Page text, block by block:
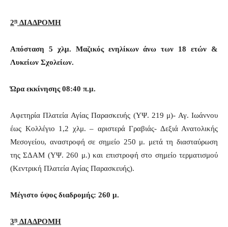
2η ΔΙΑΔΡΟΜΗ
Απόσταση 5 χλμ. Μαζικός ενηλίκων άνω των 18 ετών &
Λυκείων Σχολείων.
Ώρα εκκίνησης 08:40 π.μ.
Αφετηρία Πλατεία Αγίας Παρασκευής (ΥΨ. 219 μ)- Αγ. Ιωάννου
έως Κολλέγιο 1,2 χλμ. – αριστερά Γραβιάς- Δεξιά Ανατολικής
Μεσογείου, αναστροφή σε σημείο 250 μ. μετά τη διασταύρωση
της ΣΔΑΜ (ΥΨ. 260 μ.) και επιστροφή στο σημείο τερματισμού
(Κεντρική Πλατεία Αγίας Παρασκευής).
Μέγιστο ύψος διαδρομής: 260 μ.
3η ΔΙΑΔΡΟΜΗ